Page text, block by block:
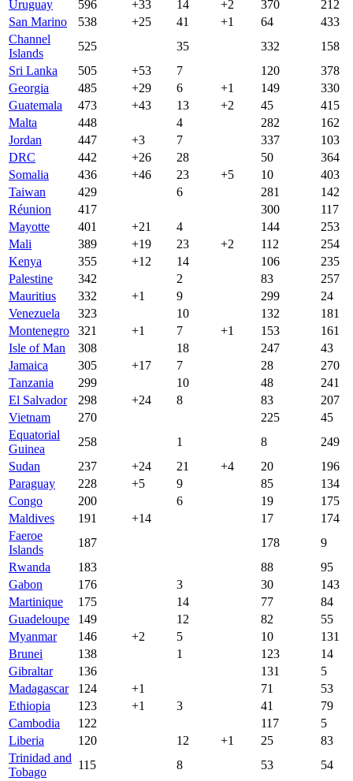
Uruguay 596 +33 14 +2 370
212
San Marino
538 +25 41 +1 64
433
Channel
Islands
525 35 332
158
Sri Lanka
505 +53 7 120
378
Georgia
485 +29 6 +1 149
330
Guatemala
473 +43 13 +2 45
415
Malta
448 4 282
162
Jordan
447 +3 7 337
103
DRC
442 +26 28 50
364
Somalia
436 +46 23 +5 10
403
Taiwan
429 6 281
142
Réunion
417 300
117
Mayotte
401 +21 4 144
253
Mali
389 +19 23 +2 112
254
Kenya
355 +12 14 106
235
Palestine
342 2 83
257
Mauritius
332 +1 9 299
24
Venezuela
323 10 132
181
Montenegro
321 +1 7 +1 153
161
Isle of Man
308 18 247
43
Jamaica
305 +17 7 28
270
Tanzania
299 10 48
241
El Salvador
298 +24 8 83
207
Vietnam
270 225
45
Equatorial
Guinea
258 1 8
249
Sudan
237 +24 21 +4 20
196
Paraguay
228 +5 9 85
134
Congo
200 6 19
175
Maldives
191 +14 17
174
Faeroe
Islands
187 178
9
Rwanda
183 88
95
Gabon
176 3 30
143
Martinique
175 14 77
84
Guadeloupe
149 12 82
55
Myanmar
146 +2 5 10
131
Brunei
138 1 123
14
Gibraltar
136 131
5
Madagascar
124 +1 71
53
Ethiopia
123 +1 3 41
79
Cambodia
122 117
5
Liberia
120 12 +1 25
83
Trinidad and
Tobago
115 8 53
54